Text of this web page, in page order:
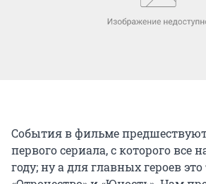
События в фильме
первого сериала, с которого все
году; ну а для главных героев